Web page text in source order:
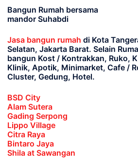
Bangun Rumah bersama
mandor Suhabdi
Jasa bangun rumah di Kota
Selatan, Jakarta Barat. Selain
bangun Kost / Kontrakkan, Ruko,
Klinik, Apotik, Minimarket, Cafe /
Cluster, Gedung, Hotel.
BSD City
Alam Sutera
Gading Serpong
Lippo Village
Citra Raya
Bintaro Jaya
Shila at Sawangan